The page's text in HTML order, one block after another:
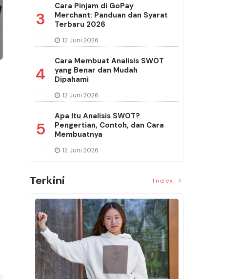
3
Cara Pinjam di GoPay
Merchant: Panduan dan Syarat
Terbaru 2026
12 Juni 2026
4
Cara Membuat Analisis SWOT
yang Benar dan Mudah
Dipahami
12 Juni 2026
5
Apa Itu Analisis SWOT?
Pengertian, Contoh, dan Cara
Membuatnya
12 Juni 2026
Terkini Index